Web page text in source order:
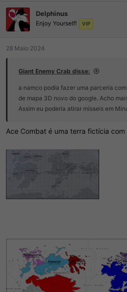
Delphinus
Enjoy Yourself! VIP
28 Maio 2024
Giant Enemy Crab disse:
a namco podia fazer uma parceria
de mapa 3D novo do google. Acho
Assim eu poderia atirar misseis em
Ace Combat é uma terra fictícia